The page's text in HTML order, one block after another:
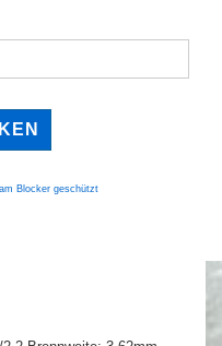
Blocker geschützt